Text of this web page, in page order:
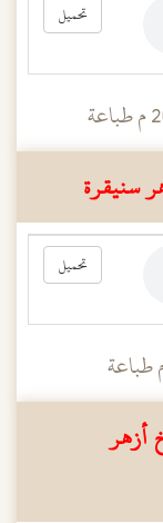
تحميل
سنيقرة
تحميل
أزهر